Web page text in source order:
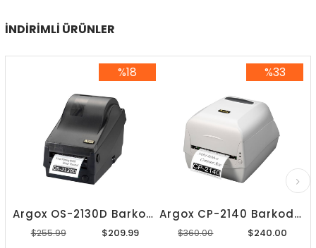
İNDIRIMLI ÜRÜNLER
Argox OS-2130D Barkod Yazıcı
$209.99
$255.99
%18
Argox CP-2140 Barkod Yazıcı
$240.00
$360.00
%33